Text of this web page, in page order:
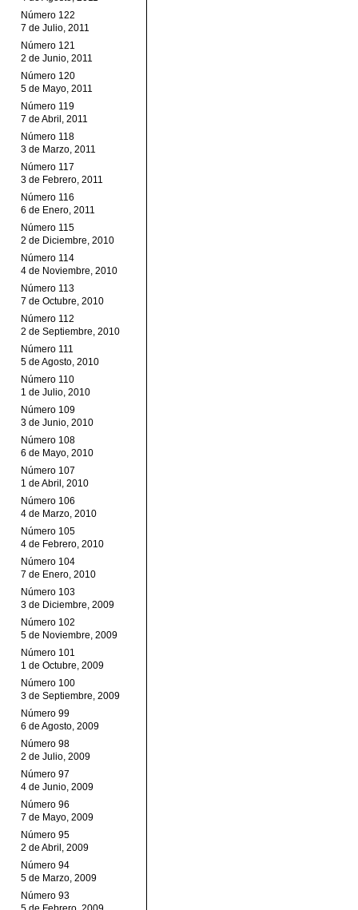
Número 122
7 de Julio, 2011
Número 121
2 de Junio, 2011
Número 120
5 de Mayo, 2011
Número 119
7 de Abril, 2011
Número 118
3 de Marzo, 2011
Número 117
3 de Febrero, 2011
Número 116
6 de Enero, 2011
Número 115
2 de Diciembre, 2010
Número 114
4 de Noviembre, 2010
Número 113
7 de Octubre, 2010
Número 112
2 de Septiembre, 2010
Número 111
5 de Agosto, 2010
Número 110
1 de Julio, 2010
Número 109
3 de Junio, 2010
Número 108
6 de Mayo, 2010
Número 107
1 de Abril, 2010
Número 106
4 de Marzo, 2010
Número 105
4 de Febrero, 2010
Número 104
7 de Enero, 2010
Número 103
3 de Diciembre, 2009
Número 102
5 de Noviembre, 2009
Número 101
1 de Octubre, 2009
Número 100
3 de Septiembre, 2009
Número 99
6 de Agosto, 2009
Número 98
2 de Julio, 2009
Número 97
4 de Junio, 2009
Número 96
7 de Mayo, 2009
Número 95
2 de Abril, 2009
Número 94
5 de Marzo, 2009
Número 93